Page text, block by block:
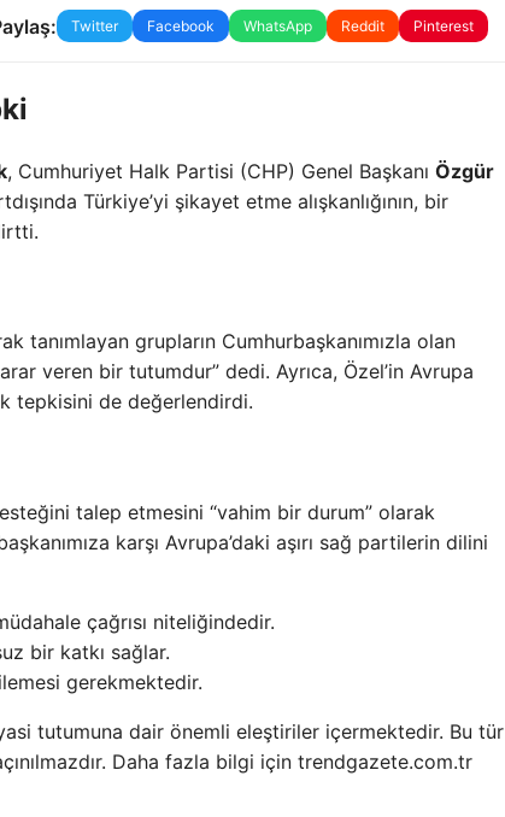
Twitter Facebook WhatsApp Reddit Pinterest
, Cumhuriyet Halk Partisi (CHP) Genel Başkanı Özgür
Türkiye’yi şikayet etme alışkanlığının, bir
tanımlayan grupların Cumhurbaşkanımızla olan
veren bir tutumdur” dedi. Ayrıca, Özel’in Avrupa
tepkisini de değerlendirdi.
talep etmesini “vahim bir durum” olarak
karşı Avrupa’daki aşırı sağ partilerin dilini
çağrısı niteliğindedir.
bir katkı sağlar.
gerekmektedir.
tutumuna dair önemli eleştiriler içermektedir. Bu tür
Daha fazla bilgi için trendgazete.com.tr